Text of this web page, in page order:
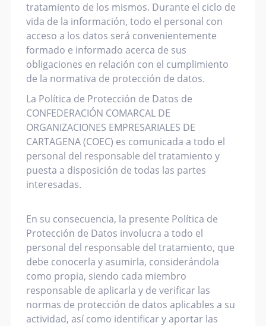
tratamiento de los mismos. Durante el ciclo de
vida de la información, todo el personal con
acceso a los datos será convenientemente
formado e informado acerca de sus
obligaciones en relación con el cumplimiento
de la normativa de protección de datos.
La Política de Protección de Datos de
CONFEDERACIÓN COMARCAL DE
ORGANIZACIONES EMPRESARIALES DE
CARTAGENA (COEC) es comunicada a todo el
personal del responsable del tratamiento y
puesta a disposición de todas las partes
interesadas.
En su consecuencia, la presente Política de
Protección de Datos involucra a todo el
personal del responsable del tratamiento, que
debe conocerla y asumirla, considerándola
como propia, siendo cada miembro
responsable de aplicarla y de verificar las
normas de protección de datos aplicables a su
actividad, así como identificar y aportar las